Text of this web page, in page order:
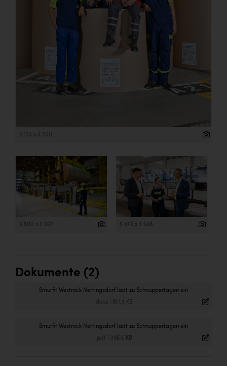
2 133 x 3 200
5 500 x 3 667 5 472 x 3 648
Dokumente (2)
Smurfit Westrock Nettingsdorf lädt zu Schnuppertagen ein
.docx 617,3 KB
Smurfit Westrock Nettingsdorf lädt zu Schnuppertagen ein
.pdf 396,5 KB